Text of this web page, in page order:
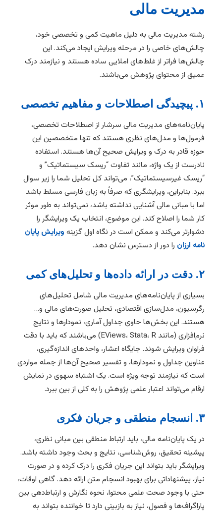
مدیریت مالی
رشته مدیریت مالی به دلیل ماهیت کمی و تخصصی خود،
چالش‌های خاصی را در مرحله ویرایش ایجاد می‌کند. این
چالش‌ها فراتر از غلط‌های املایی ساده هستند و نیازمند درک
عمیق از محتوای پژوهش می‌باشند.
۱. پیچیدگی اصطلاحات و مفاهیم تخصصی
پایان‌نامه‌های مدیریت مالی سرشار از اصطلاحات تخصصی،
فرمول‌ها و مدل‌های نظری هستند که تنها متخصصین این
حوزه قادر به درک و ویرایش صحیح آن‌ها هستند. استفاده
نادرست از یک واژه، مانند تفاوت “ریسک سیستماتیک” و
“ریسک غیرسیستماتیک”، می‌تواند کل تحلیل شما را زیر سوال
ببرد. بنابراین، ویرایشگری که صرفاً به زبان فارسی مسلط باشد
اما با مبانی مالی آشنایی نداشته باشد، نمی‌تواند به طور موثر
کار شما را اصلاح کند. این موضوع، انتخاب یک ویرایشگر را
دشوارتر می‌کند و ممکن است در نگاه اول گزینه ویرایش پایان
نامه ارزان را دور از دسترس نشان دهد.
۲. دقت در ارائه داده‌ها و تحلیل‌های کمی
بسیاری از پایان‌نامه‌های مدیریت مالی شامل تحلیل‌های
رگرسیون، مدل‌سازی اقتصادی، تحلیل صورت‌های مالی و…
هستند. این بخش‌ها حاوی جداول آماری، نمودارها و نتایج
نرم‌افزاری (مانند EViews، Stata، R) می‌باشند که باید با دقت
فراوان ویرایش شوند. جایگاه اعشار، واحدهای اندازه‌گیری،
عناوین جداول و نمودارها، و تفسیر صحیح آن‌ها از جمله مواردی
است که نیازمند توجه ویژه است. یک اشتباه سهوی در نمایش
ارقام می‌تواند اعتبار علمی پژوهش را به کلی از بین ببرد.
۳. انسجام منطقی و جریان فکری
در یک پایان‌نامه مالی، باید ارتباط منطقی بین مبانی نظری،
پیشینه تحقیق، روش‌شناسی، نتایج و بحث وجود داشته باشد.
ویرایشگر باید بتواند این جریان فکری را درک کرده و در صورت
نیاز، پیشنهاداتی برای بهبود انسجام متن ارائه دهد. گاهی اوقات،
حتی با وجود صحت علمی محتوا، نحوه نگارش و ارتباط‌دهی بین
پاراگراف‌ها و فصول، نیاز به بازبینی دارد تا خواننده بتواند به